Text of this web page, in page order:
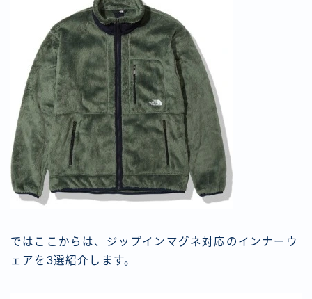
ではここからは、ジップインマグネ対応のインナーウ
ェアを3選紹介します。